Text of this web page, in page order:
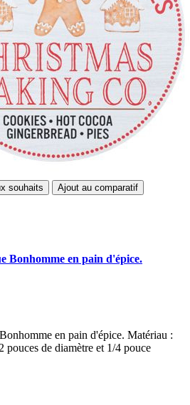
souhaits
Ajout au comparatif
Bonhomme en pain d'épice.
en pain d'épice. Matériau :
pouces de diamètre et 1/4 pouce